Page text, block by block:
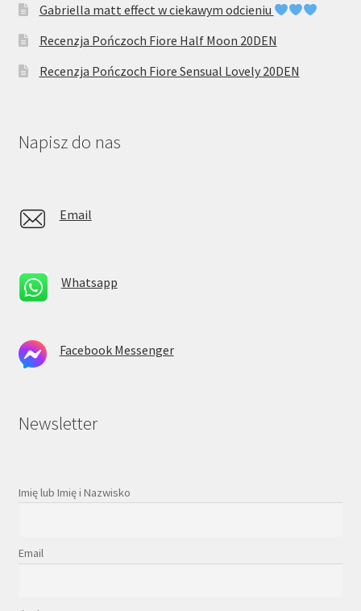
Gabriella matt effect w ciekawym odcieniu
Recenzja Pończoch Fiore Half Moon 20DEN
Recenzja Pończoch Fiore Sensual Lovely 20DEN
Napisz do nas
Email
Whatsapp
Facebook Messenger
Newsletter
Imię lub Imię i Nazwisko
Email